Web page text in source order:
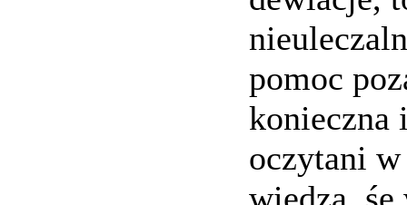
pomoc
konieczna
oczytani w